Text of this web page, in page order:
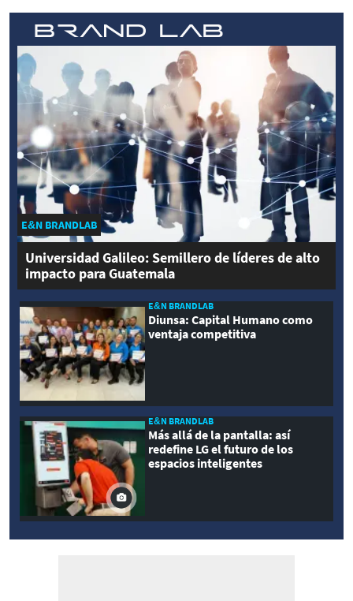
E&N BRANDLAB
Universidad Galileo: Semillero de líderes de alto
impacto para Guatemala
E&N BRANDLAB
Diunsa: Capital Humano como
ventaja competitiva
E&N BRANDLAB
Más allá de la pantalla: así
redefine LG el futuro de los
espacios inteligentes